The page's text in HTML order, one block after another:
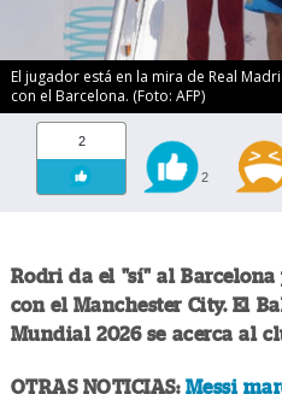
El jugador está en la mira de Real
con el Barcelona. (Foto: AFP)
2
2
Rodri da el "sí" al Barcelona
con el Manchester City. El
Mundial 2026 se acerca al
OTRAS NOTICIAS: Messi